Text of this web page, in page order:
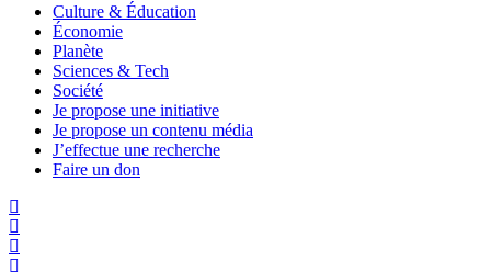
Culture & Éducation
Économie
Planète
Sciences & Tech
Société
Je propose une initiative
Je propose un contenu média
J’effectue une recherche
Faire un don